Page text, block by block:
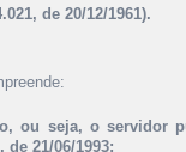
de 20/12/1961).
ou seja, o servidor
de 21/06/1993;